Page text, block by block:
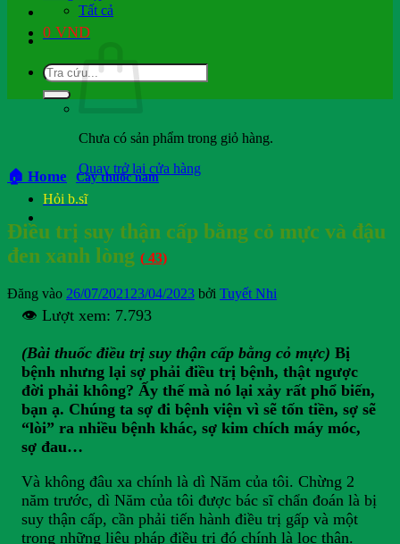
0 VND
Chưa có sản phẩm trong giỏ hàng.
Quay trở lại cửa hàng
Hỏi b.sĩ
Tất cả
🏠 Home Cây thuốc nam
Điều trị suy thận cấp bằng cỏ mực và đậu
đen xanh lòng ( 43)
Đăng vào 26/07/2021 23/04/2023 bởi Tuyết Nhi
👁️ Lượt xem: 7.793
(Bài thuốc điều trị suy thận cấp bằng cỏ mực) Bị
bệnh nhưng lại sợ phải điều trị bệnh, thật ngược
đời phải không? Ấy thế mà nó lại xảy rất phổ biến,
bạn ạ. Chúng ta sợ đi bệnh viện vì sẽ tốn tiền, sợ sẽ
“lòi” ra nhiều bệnh khác, sợ kim chích máy móc,
sợ đau…
Và không đâu xa chính là dì Năm của tôi. Chừng 2
năm trước, dì Năm của tôi được bác sĩ chẩn đoán là bị
suy thận cấp, cần phải tiến hành điều trị gấp và một
trong những liệu pháp điều trị đó chính là lọc thận.